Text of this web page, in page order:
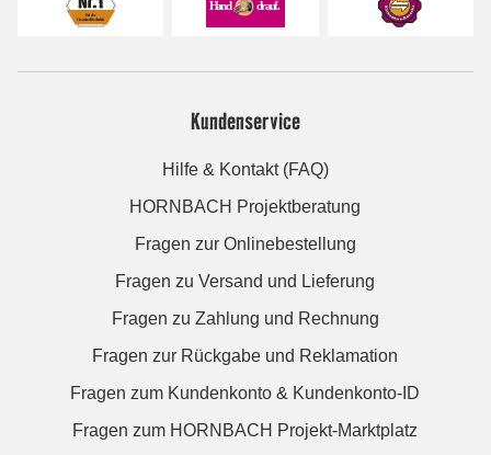
Kundenservice
Hilfe & Kontakt (FAQ)
HORNBACH Projektberatung
Fragen zur Onlinebestellung
Fragen zu Versand und Lieferung
Fragen zu Zahlung und Rechnung
Fragen zur Rückgabe und Reklamation
Fragen zum Kundenkonto & Kundenkonto-ID
Fragen zum HORNBACH Projekt-Marktplatz